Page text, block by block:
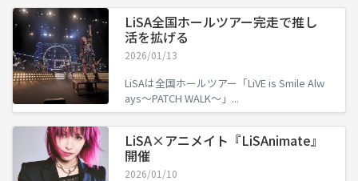
LiSA全国ホールツアー完走で推し
活を拡げる
2026/01/13
LiSAは全国ホールツアー「LiVE is Smile Alw
ays〜PATCH WALK〜」...
LiSA×アニメイト『LiSAnimate』
開催
2026/01/10